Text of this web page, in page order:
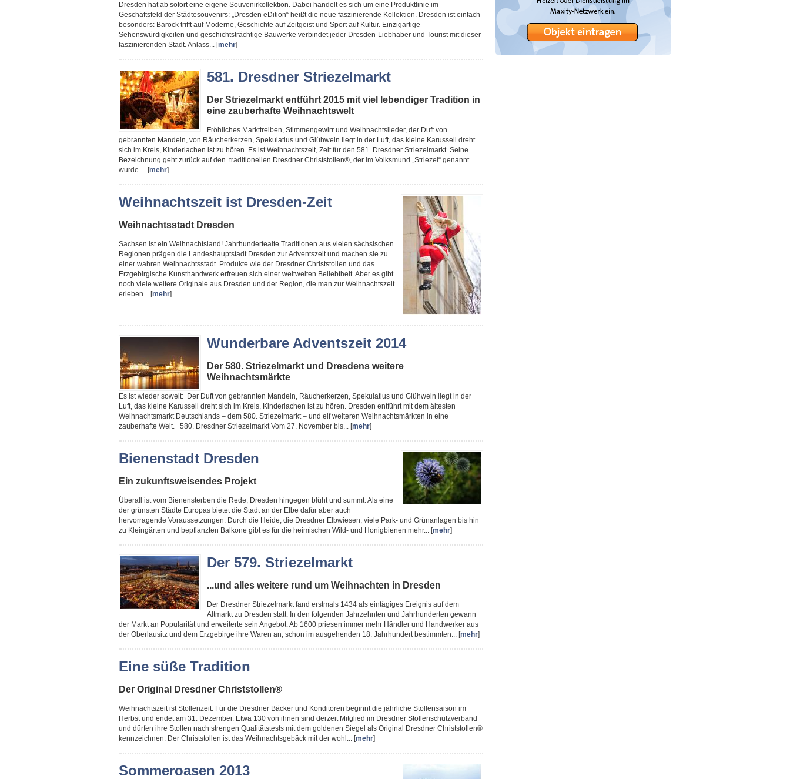
Dresden hat ab sofort eine eigene Souvenirkollektion. Dabei handelt es sich um eine Produktlinie im
Geschäftsfeld der Städtesouvenirs: „Dresden eDition“ heißt die neue faszinierende Kollektion. Dresden ist einfach
besonders: Barock trifft auf Moderne, Geschichte auf Zeitgeist und Sport auf Kultur. Einzigartige
Sehenswürdigkeiten und geschichtsträchtige Bauwerke verbindet jeder Dresden-Liebhaber und Tourist mit dieser
faszinierenden Stadt. Anlass... [mehr]
581. Dresdner Striezelmarkt
Der Striezelmarkt entführt 2015 mit viel lebendiger Tradition in
eine zauberhafte Weihnachtswelt
Fröhliches Markttreiben, Stimmengewirr und Weihnachtslieder, der Duft von
gebrannten Mandeln, von Räucherkerzen, Spekulatius und Glühwein liegt in der Luft, das kleine Karussell dreht
sich im Kreis, Kinderlachen ist zu hören. Es ist Weihnachtszeit, Zeit für den 581. Dresdner Striezelmarkt. Seine
Bezeichnung geht zurück auf den traditionellen Dresdner Christstollen®, der im Volksmund „Striezel“ genannt
wurde.... [mehr]
Weihnachtszeit ist Dresden-Zeit
Weihnachtsstadt Dresden
Sachsen ist ein Weihnachtsland! Jahrhundertealte Traditionen aus vielen sächsischen
Regionen prägen die Landeshauptstadt Dresden zur Adventszeit und machen sie zu
einer wahren Weihnachtsstadt. Produkte wie der Dresdner Christstollen und das
Erzgebirgische Kunsthandwerk erfreuen sich einer weltweiten Beliebtheit. Aber es gibt
noch viele weitere Originale aus Dresden und der Region, die man zur Weihnachtszeit
erleben... [mehr]
Wunderbare Adventszeit 2014
Der 580. Striezelmarkt und Dresdens weitere
Weihnachtsmärkte
Es ist wieder soweit: Der Duft von gebrannten Mandeln, Räucherkerzen, Spekulatius und Glühwein liegt in der
Luft, das kleine Karussell dreht sich im Kreis, Kinderlachen ist zu hören. Dresden entführt mit dem ältesten
Weihnachtsmarkt Deutschlands – dem 580. Striezelmarkt – und elf weiteren Weihnachtsmärkten in eine
zauberhafte Welt. 580. Dresdner Striezelmarkt Vom 27. November bis... [mehr]
Bienenstadt Dresden
Ein zukunftsweisendes Projekt
Überall ist vom Bienensterben die Rede, Dresden hingegen blüht und summt. Als eine
der grünsten Städte Europas bietet die Stadt an der Elbe dafür aber auch
hervorragende Voraussetzungen. Durch die Heide, die Dresdner Elbwiesen, viele Park- und Grünanlagen bis hin
zu Kleingärten und bepflanzten Balkone gibt es für die heimischen Wild- und Honigbienen mehr... [mehr]
Der 579. Striezelmarkt
...und alles weitere rund um Weihnachten in Dresden
Der Dresdner Striezelmarkt fand erstmals 1434 als eintägiges Ereignis auf dem
Altmarkt zu Dresden statt. In den folgenden Jahrzehnten und Jahrhunderten gewann
der Markt an Popularität und erweiterte sein Angebot. Ab 1600 priesen immer mehr Händler und Handwerker aus
der Oberlausitz und dem Erzgebirge ihre Waren an, schon im ausgehenden 18. Jahrhundert bestimmten... [mehr]
Eine süße Tradition
Der Original Dresdner Christstollen®
Weihnachtszeit ist Stollenzeit. Für die Dresdner Bäcker und Konditoren beginnt die jährliche Stollensaison im
Herbst und endet am 31. Dezember. Etwa 130 von ihnen sind derzeit Mitglied im Dresdner Stollenschutzverband
und dürfen ihre Stollen nach strengen Qualitätstests mit dem goldenen Siegel als Original Dresdner Christstollen®
kennzeichnen. Der Christstollen ist das Weihnachtsgebäck mit der wohl... [mehr]
Sommeroasen 2013